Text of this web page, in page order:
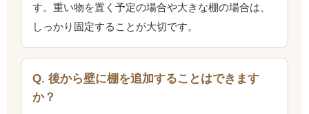
す。重い物を置く予定の場合や大きな棚の場合は、
しっかり固定することが大切です。
Q. 後から壁に棚を追加することはできます
か？